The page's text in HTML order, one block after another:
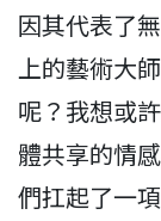
因其代表了
上的藝術大
呢？我想或
體共享的情
們扛起了一